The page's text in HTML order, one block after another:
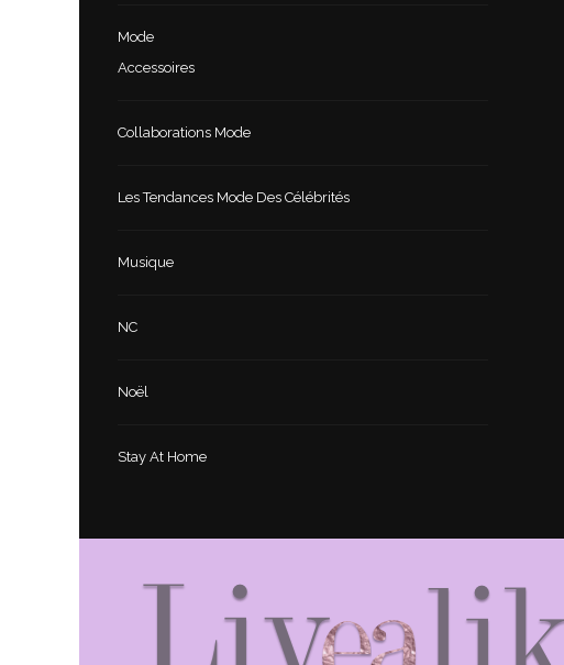
Mode
Accessoires
Collaborations Mode
Les Tendances Mode Des Célébrités
Musique
NC
Noël
Stay At Home